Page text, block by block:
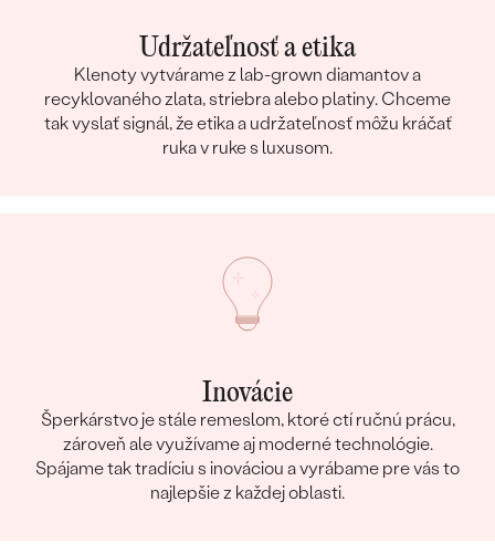
Udržateľnosť a etika
Klenoty vytvárame z lab-grown diamantov a
recyklovaného zlata, striebra alebo platiny. Chceme
tak vyslať signál, že etika a udržateľnosť môžu kráčať
ruka v ruke s luxusom.
Inovácie
Šperkárstvo je stále remeslom, ktoré ctí ručnú prácu,
zároveň ale využívame aj moderné technológie.
Spájame tak tradíciu s inováciou a vyrábame pre vás to
najlepšie z každej oblasti.